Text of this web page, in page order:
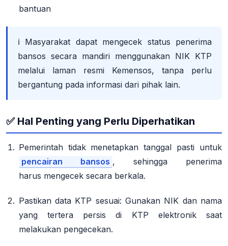
bantuan
ℹ️ Masyarakat dapat mengecek status penerima
bansos secara mandiri menggunakan NIK KTP
melalui laman resmi Kemensos, tanpa perlu
bergantung pada informasi dari pihak lain.
✅ Hal Penting yang Perlu Diperhatikan
Pemerintah tidak menetapkan tanggal pasti untuk
pencairan bansos , sehingga penerima
harus mengecek secara berkala.
Pastikan data KTP sesuai: Gunakan NIK dan nama
yang tertera persis di KTP elektronik saat
melakukan pengecekan.